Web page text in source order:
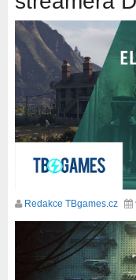
Redakce TBgames.cz